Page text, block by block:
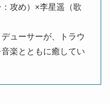
攻め）×李星遥（歌
ューサーが、トラウ
楽とともに癒してい